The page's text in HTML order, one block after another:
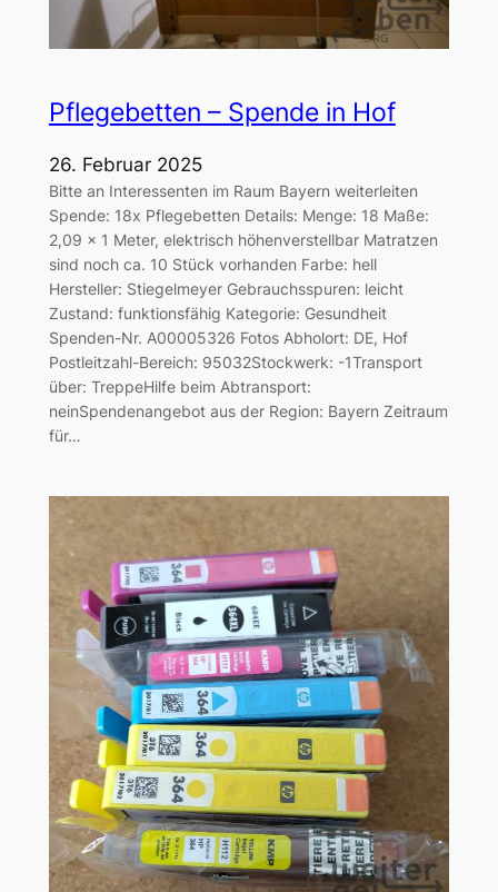
Pflegebetten – Spende in Hof
26. Februar 2025
Bitte an Interessenten im Raum Bayern weiterleiten
Spende: 18x Pflegebetten Details: Menge: 18 Maße:
2,09 x 1 Meter, elektrisch höhenverstellbar Matratzen
sind noch ca. 10 Stück vorhanden Farbe: hell
Hersteller: Stiegelmeyer Gebrauchsspuren: leicht
Zustand: funktionsfähig Kategorie: Gesundheit
Spenden-Nr. A00005326 Fotos Abholort: DE, Hof
Postleitzahl-Bereich: 95032Stockwerk: -1Transport
über: TreppeHilfe beim Abtransport:
neinSpendenangebot aus der Region: Bayern Zeitraum
für…